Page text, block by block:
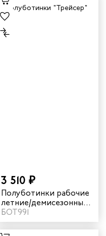
3 510 ₽
Полуботинки рабочие
летние/демисезонные
"Трейсер" BX21 для
ИТР цвет черный/
коричневый
БОТ991